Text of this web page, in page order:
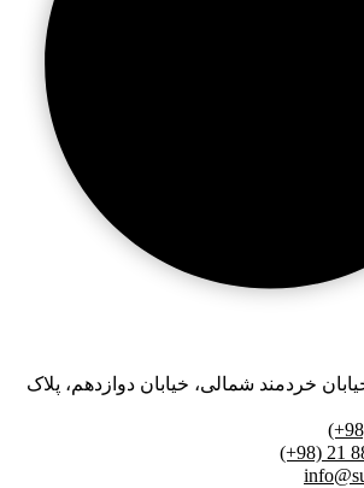
خردمند شمالی، خیابان دوازدهم، پلاک
(+98) 21